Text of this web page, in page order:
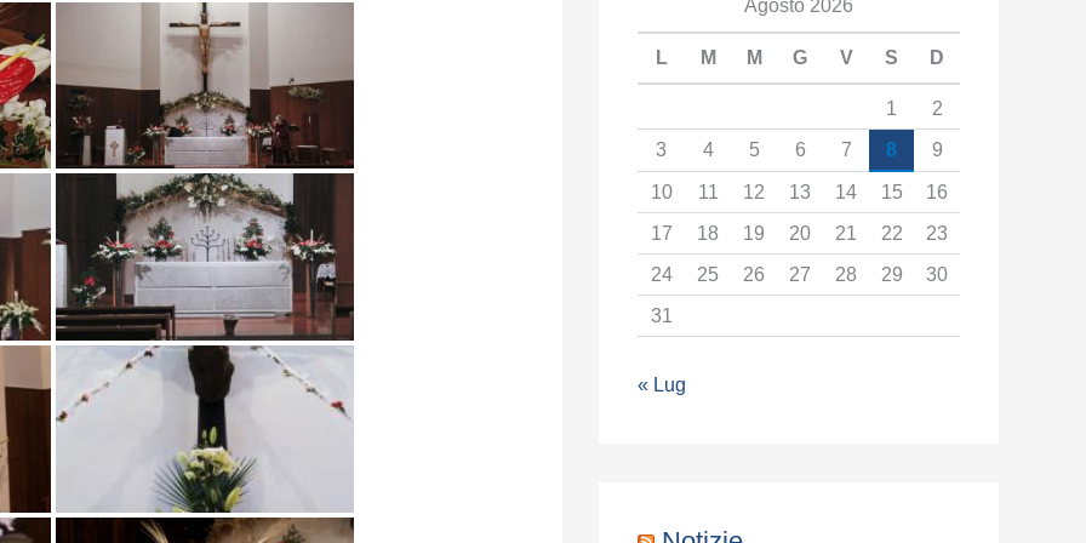
g
Agosto 2026
L M M G V S D
1
2
3
4 5 6 7 8 9
10 11 12 13 14 15
16
17
18 19 20 21 22
23
24
25 26 27 28 29
30
31
« Lug